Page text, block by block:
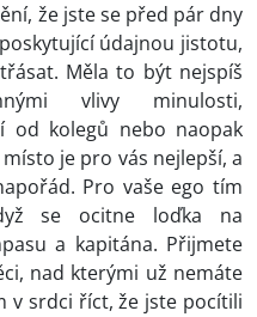
že jste se před pár dny
údajnou jistotu,
Měla to být nejspíš
vlivy minulosti,
od kolegů nebo naopak
je pro vás nejlepší, a
Pro vaše ego tím
se ocitne loďka na
a kapitána. Přijmete
nad kterými už nemáte
v srdci říct, že jste pocítili